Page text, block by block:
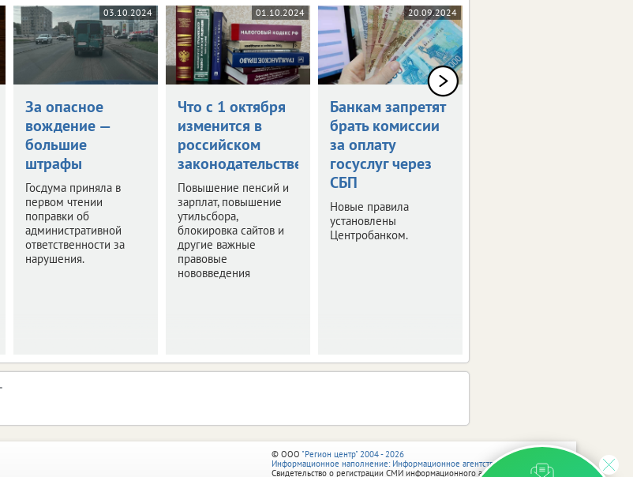
03.10.2024
За опасное
вождение —
большие
штрафы
Госдума приняла в
первом чтении
поправки об
административной
ответственности за
нарушения.
01.10.2024
Что с 1 октября
изменится в
российском
законодательстве
Повышение пенсий и
зарплат, повышение
утильсбора,
блокировка сайтов и
другие важные
правовые
нововведения
20.09.2024
Банкам запретят
брать комиссии
за оплату
госуслуг через
СБП
Новые правила
установлены
Центробанком.
© ООО "Регион центр" 2004 - 2026
Информационное наполнение: Информационное агентство vRossii.ru
Свидетельство о регистрации СМИ информационного агентства vRossii.ru